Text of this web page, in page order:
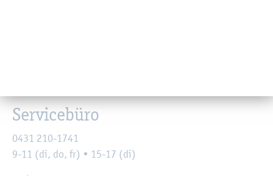
Ser­vice­bü­ro
0431 210-1741
9-11 (di, do, fr) • 15-17 (di)